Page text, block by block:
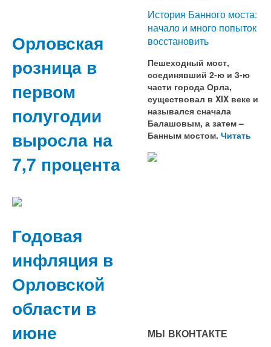
Орловская
розница в
первом
полугодии
выросла на
7,7 процента
Годовая
инфляция в
Орловской
области в
июне
История Банного моста:
начало и много попыток
восстановить
Пешеходный мост,
соединявший 2-ю и 3-ю
части города Орла,
существовал в XIX веке и
назывался сначала
Балашовым, а затем –
Банным мостом. Читать
МЫ ВКОНТАКТЕ